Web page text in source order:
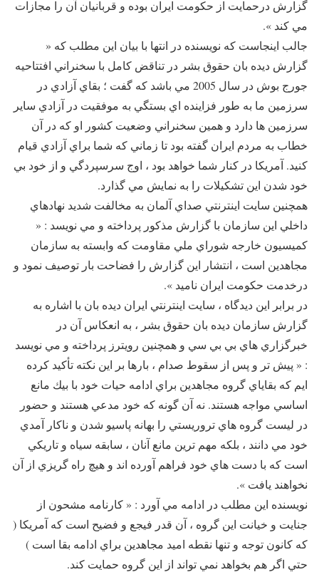
گزارش درحمايت از حكومت ايران بوده و قربانيان آن را مجازات
مي كند ».
جالب اينجاست كه نويسنده در انتها با بيان اين مطلب كه «
گزارش ديده بان حقوق بشر در تناقض كامل با سخنراني افتتاحيه
جورج بوش در سال 2005 مي باشد كه گفت ؛ بقاي آزادي در
سرزمين ما به طور فزاينده اي بستگي به موفقيت در آزادي ساير
سرزمين ها دارد و همين سخنراني وضعيت كشور او كه در آن
خطاب به مردم ايران گفته بود تا زماني كه شما براي آزادي قيام
كنيد. آمريكا در كنار شما خواهد بود ، اوج سرسپردگي و از خود بي
خود شدن اين تشكيلات را به نمايش مي گذارد.
همچنين سايت اينترنتي صداي آلمان به مخالفت شديد نهادهاي
داخلي اين سازمان با گزارش مذكور پرداخته و مي نويسد : «
كميسيون خارجه شوراي ملي مقاومت كه وابسته به سازمان
مجاهدين است ، انتشار اين گزارش را فضاحت بار توصيف نمود و
درخدمت حكومت ايران ناميد ».
در برابر اين ديدگاه ، سايت اينترنتي ايران ديده بان با اشاره به
گزارش سازمان ديده بان حقوق بشر ، به انعكاس آن در
خبرگزاري هاي بي بي سي و همچنين رويترز پرداخته و مي نويسد
: « پيش تر و پس از سقوط صدام ، بارها بر اين نكته تأكيد كرده
ايم كه بقاياي گروه مجاهدين براي ادامه حيات خود با بيك مانع
اساسي مواجه هستند. نه آن گونه كه خود مدعي هستند و حضور
در ليست گروه هاي تروريستي را بهانه پاسيو شدن و ناكار آمدي
خود مي دانند ، بلكه مهم ترين مانع آنان ، سابقه سياه و تاريكي
است كه با دست هاي خود فراهم آورده اند و هيچ راه گريزي از آن
نخواهند يافت ».
نويسنده اين مطلب در ادامه مي آورد : « كارنامه مشحون از
جنايت و خيانت اين گروه ، آن قدر فيجع و فضيح است كه آمريكا (
كه كانون توجه و تنها نقطه اميد مجاهدين براي ادامه بقا است )
حتي اگر هم بخواهد نمي تواند از اين گروه حمايت كند.